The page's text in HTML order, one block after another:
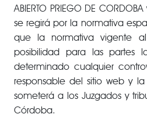
ABIERTO PRIEGO DE
se regirá por la normativa
que la normativa vigente
posibilidad para las partes
determinado cualquier
responsable del sitio web y
someterá a los Juzgados y
Córdoba.